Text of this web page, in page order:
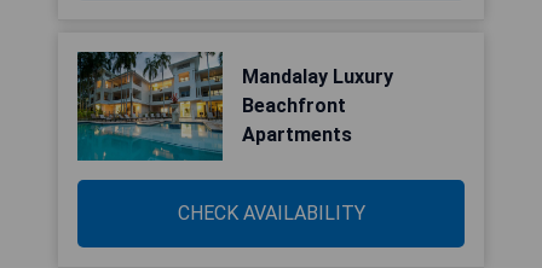
Mandalay Luxury
Beachfront
Apartments
CHECK AVAILABILITY